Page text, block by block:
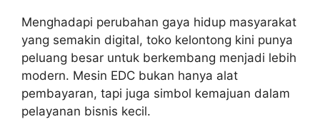
Menghadapi perubahan gaya hidup masyarakat
yang semakin digital, toko kelontong kini punya
peluang besar untuk berkembang menjadi lebih
modern. Mesin EDC bukan hanya alat
pembayaran, tapi juga simbol kemajuan dalam
pelayanan bisnis kecil.